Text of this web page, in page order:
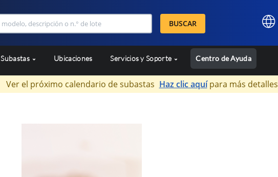
BUSCAR
Subastas Ubicaciones Servicios y Soporte Centro de Ayuda
Ver el próximo calendario de subastas Haz clic aquípara más detalles